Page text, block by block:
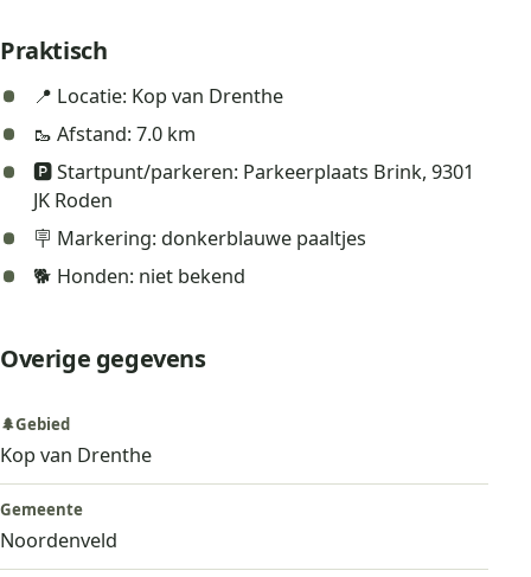
Praktisch
📍 Locatie: Kop van Drenthe
🥾 Afstand: 7.0 km
🅿️ Startpunt/parkeren: Parkeerplaats Brink, 9301
JK Roden
🪧 Markering: donkerblauwe paaltjes
🐕 Honden: niet bekend
Overige gegevens
🌲Gebied
Kop van Drenthe
Gemeente
Noordenveld